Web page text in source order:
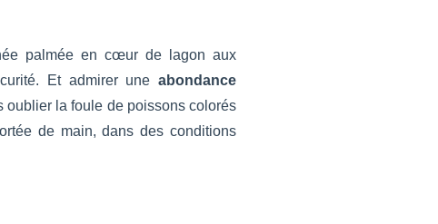
palmée en cœur de lagon aux
Et admirer une abondance
la foule de poissons colorés
de main, dans des conditions